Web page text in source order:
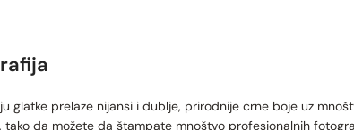
glatke prelaze nijansi i dublje, prirodnije crne boje uz
da možete da štampate mnoštvo profesionalnih